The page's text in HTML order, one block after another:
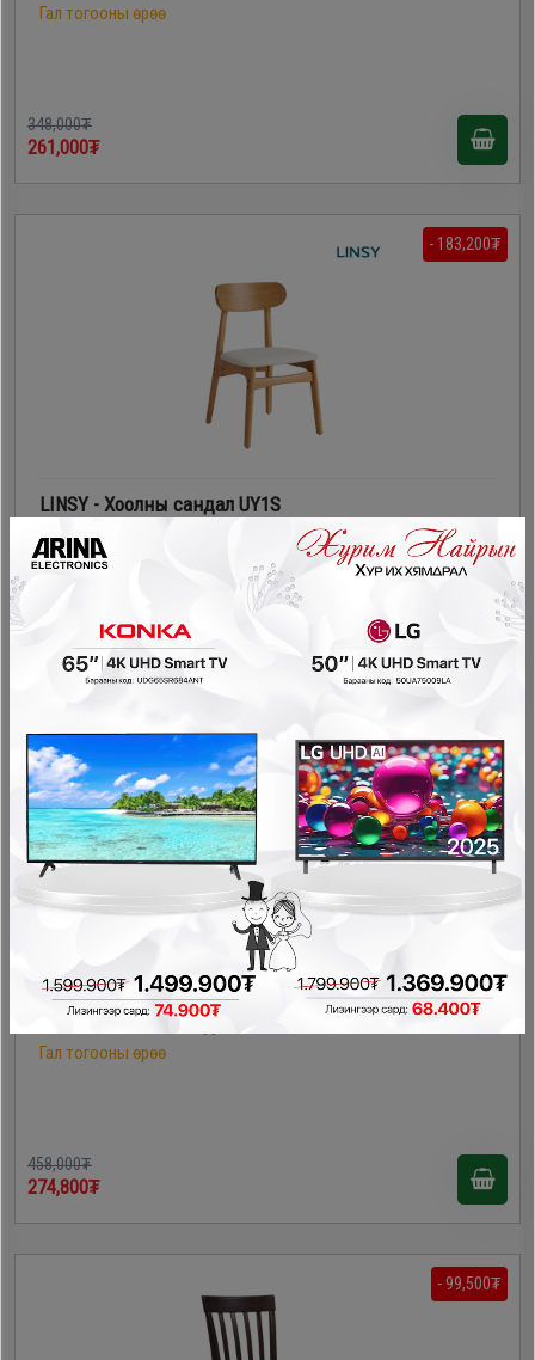
Гал тогооны өрөө
348,000₮
261,000₮
- 183,200₮
LINSY - Хоолны сандал UY1S
458,000₮
274,800₮
- 183,200₮
LINSY - Хоолны сандал LH217S2
Гал тогооны өрөө
458,000₮
274,800₮
- 99,500₮